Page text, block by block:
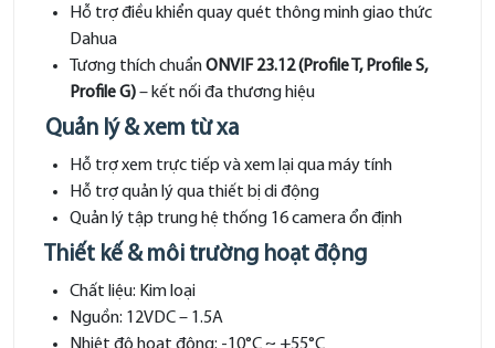
Hỗ trợ điều khiển quay quét thông minh giao thức
Dahua
Tương thích chuẩnONVIF 23.12 (Profile T, Profile S,
Profile G)– kết nối đa thương hiệu
Quản lý & xem từ xa
Hỗ trợ xem trực tiếp và xem lại qua máy tính
Hỗ trợ quản lý qua thiết bị di động
Quản lý tập trung hệ thống 16 camera ổn định
Thiết kế & môi trường hoạt động
Chất liệu: Kim loại
Nguồn: 12VDC – 1.5A